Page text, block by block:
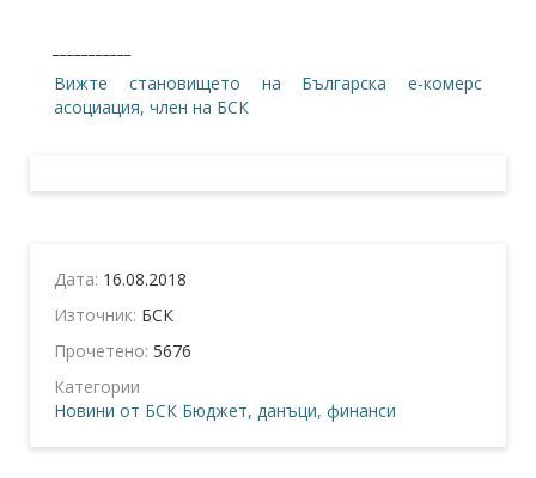
Вижте становището на Българска е-комерс
асоциация, член на БСК
Дата: 16.08.2018
Източник: БСК
Прочетено: 5676
Категории
Новини от БСК Бюджет, данъци, финанси